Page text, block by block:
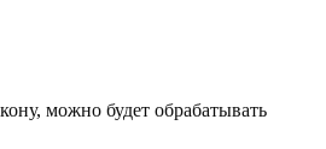
можно будет обрабатывать